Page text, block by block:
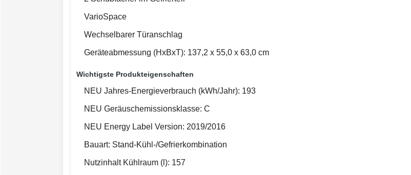
VarioSpace
Wechselbarer Türanschlag
Geräteabmessung (HxBxT): 137,2 x 55,0 x 63,0 cm
Wichtigste Produkteigenschaften
NEU Jahres-Energieverbrauch (kWh/Jahr): 193
NEU Geräuschemissionsklasse: C
NEU Energy Label Version: 2019/2016
Bauart: Stand-Kühl-/Gefrierkombination
Nutzinhalt Kühlraum (l): 157